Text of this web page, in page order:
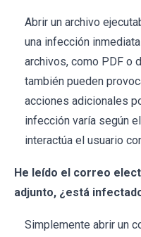
Abrir un archivo
una infección
archivos, como PDF o
también pueden
acciones adicionales
infección varía según
interactúa el usuario
He leído el correo
adjunto, ¿está
Simplemente abrir un